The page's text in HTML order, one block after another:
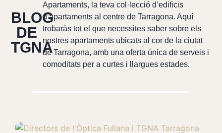
BLOG
DE
TGNA
Apartaments, la teva col·lecció d’edificis
d’apartaments al centre de Tarragona. Aquí
trobaràs tot el que necessites saber sobre els
nostres apartaments ubicats al cor de la ciutat
de Tarragona, amb una oferta única de serveis i
comoditats per a curtes i llargues estades.